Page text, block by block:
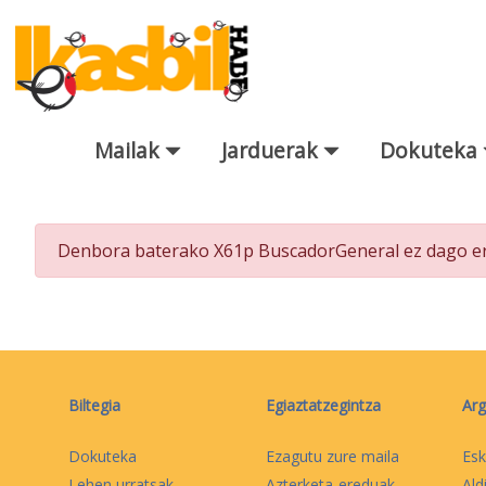
Eduki nagusira joan
Mailak Jarduerak Dokuteka
Denbora baterako X61p BuscadorGeneral ez dago
Biltegia
Dokuteka
Egiaztatzegintza
Ezagutu zure maila